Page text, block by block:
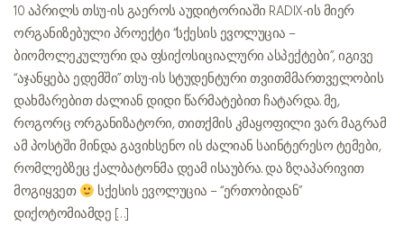
10 აპრილს თსუ-ის გაეროს აუდიტორიაში RADIX-ის მიერ
ორგანიზებული პროექტი “სქესის ევოლუცია –
ბიომოლეკულური და ფსიქოსიციალური ასპექტები”, იგივე
“აჯანყება ედემში” თსუ-ის სტუდენტური თვითმმართველობის
დახმარებით ძალიან დიდი წარმატებით ჩატარდა. მე,
როგორც ორგანიზატორი, თითქმის კმაყოფილი ვარ. მაგრამ
ამ პოსტში მინდა გავიხსენო ის ძალიან საინტერესო ტემები,
რომლებზეც ქალბატონმა დეამ ისაუბრა.. და ზღაპარივით
მოგიყვეთ
სქესის ევოლუცია – “ერთობიდან”
დიქოტომიამდე […]